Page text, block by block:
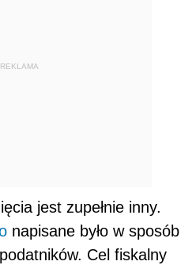
REKLAMA
jest zupełnie inny.
napisane było w sposób
Cel fiskalny